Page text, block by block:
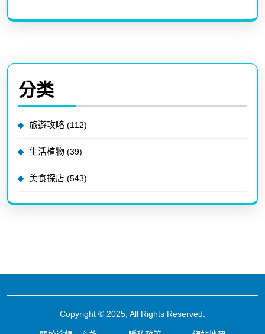
分类
旅遊攻略 (112)
生活植物 (39)
美食探店 (543)
Copyright © 2025, All Rights Reserved.